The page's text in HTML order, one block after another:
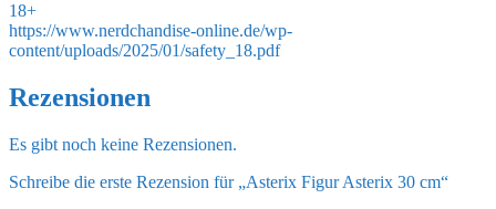
18+
https://www.nerdchandise-online.de/wp-
content/uploads/2025/01/safety_18.pdf
Rezensionen
Es gibt noch keine Rezensionen.
Schreibe die erste Rezension für „Asterix Figur Asterix 30 cm“